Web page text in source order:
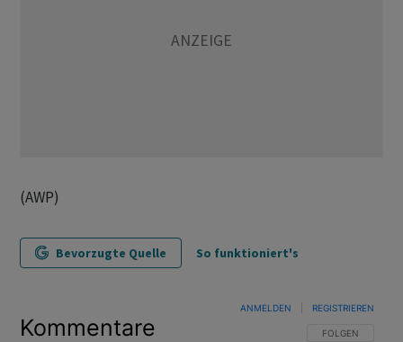
(AWP)
Bevorzugte Quelle So funktioniert's
Kommentare FOLGE DIESER
FOLGEN
ANMELDEN REGISTRIEREN